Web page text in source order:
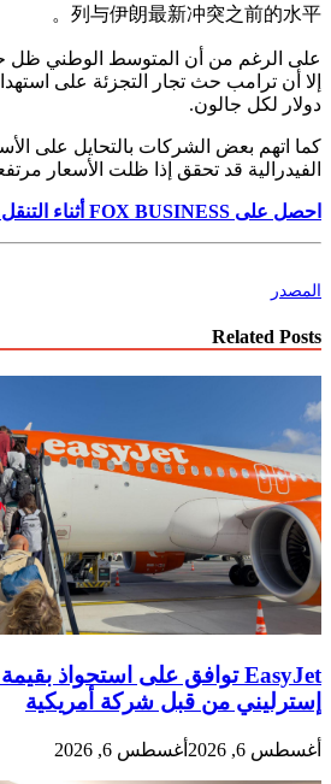
列与伊朗最新冲突之前的水平。
دولار لكل جالون.
كما اتهم بعض الشركات بالتحايل على
الفيدرالية قد تحقق إذا ظلت الأسعار
احصل على FOX BUSINESS أثناء التنقل من خلال النقر هنا
المصدر
Related Posts
إسترليني من قبل شركة أمريكية
أغسطس 6, 2026 أغسطس 6, 2026